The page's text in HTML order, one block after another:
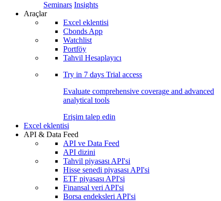
Seminars Insights
Araçlar
Excel eklentisi
Cbonds App
Watchlist
Portföy
Tahvil Hesaplayıcı
Try in 7 days Trial access
Evaluate comprehensive coverage and advanced
analytical tools
Erişim talep edin
Excel eklentisi
API & Data Feed
API ve Data Feed
API dizini
Tahvil piyasası API'si
Hisse senedi piyasası API'si
ETF piyasası API'si
Finansal veri API'si
Borsa endeksleri API'si